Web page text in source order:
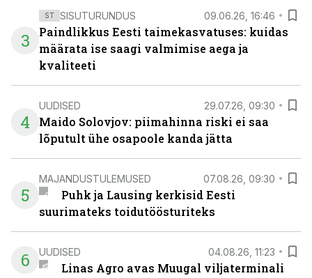
3
ST SISUTURUNDUS 09.06.26, 16:46
Paindlikkus Eesti taimekasvatuses: kuidas
määrata ise saagi valmimise aega ja
kvaliteeti
4
UUDISED 29.07.26, 09:30
Maido Solovjov: piimahinna riski ei saa
lõputult ühe osapoole kanda jätta
5
MAJANDUSTULEMUSED 07.08.26, 09:30
Puhk ja Lausing kerkisid Eesti
suurimateks toidutöösturiteks
6 UUDISED 04.08.26, 11:23
Linas Agro avas Muugal viljaterminali